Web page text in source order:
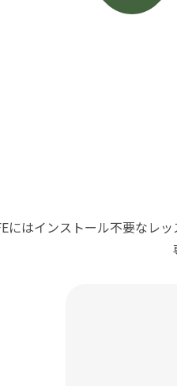
にはインストール不要なレ